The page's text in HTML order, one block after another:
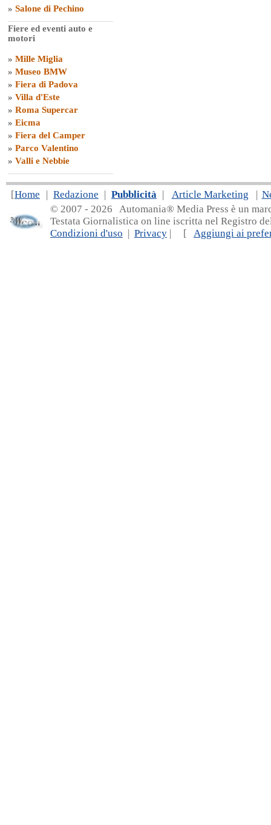
» Salone di Pechino
Fiere ed eventi auto e
motori
» Mille Miglia
» Museo BMW
» Fiera di Padova
» Villa d'Este
» Roma Supercar
» Eicma
» Fiera del Camper
» Parco Valentino
» Valli e Nebbie
[Home | Redazione | Pubblicità | Article Marketing |
© 2007 - 2026 Automania® Media Press è un
Testata Giornalistica on line iscritta nel Registro
Condizioni d'uso | Privacy | [ Aggiungi ai